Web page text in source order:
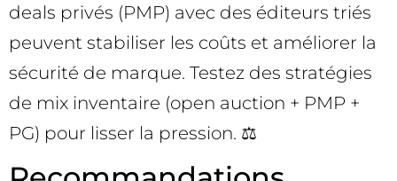
deals privés (PMP) avec des éditeurs triés
peuvent stabiliser les coûts et améliorer la
sécurité de marque. Testez des stratégies
de mix inventaire (open auction + PMP +
PG) pour lisser la pression. ⚖️